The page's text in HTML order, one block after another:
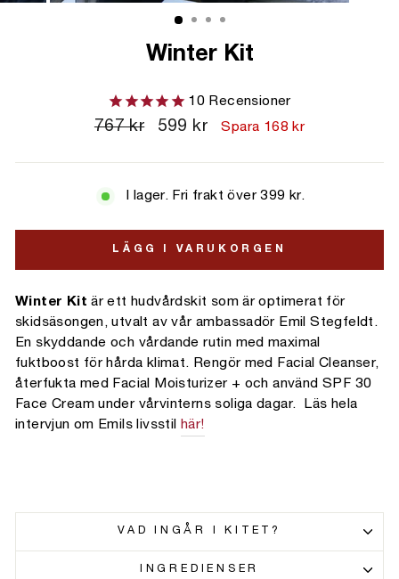
Winter Kit
10 Recensioner
Ordinarie
767 kr Kampanjpris
599 kr Spara 168 kr
I lager. Fri frakt över 399 kr.
LÄGG I VARUKORGEN
Winter Kit är ett hudvårdskit som är optimerat för
skidsäsongen, utvalt av vår ambassadör Emil Stegfeldt.
En skyddande och vårdande rutin med maximal
fuktboost för hårda klimat. Rengör med Facial Cleanser,
återfukta med Facial Moisturizer + och använd SPF 30
Face Cream under vårvinterns soliga dagar. Läs hela
intervjun om Emils livsstil
här!
VAD INGÅR I KITET?
INGREDIENSER